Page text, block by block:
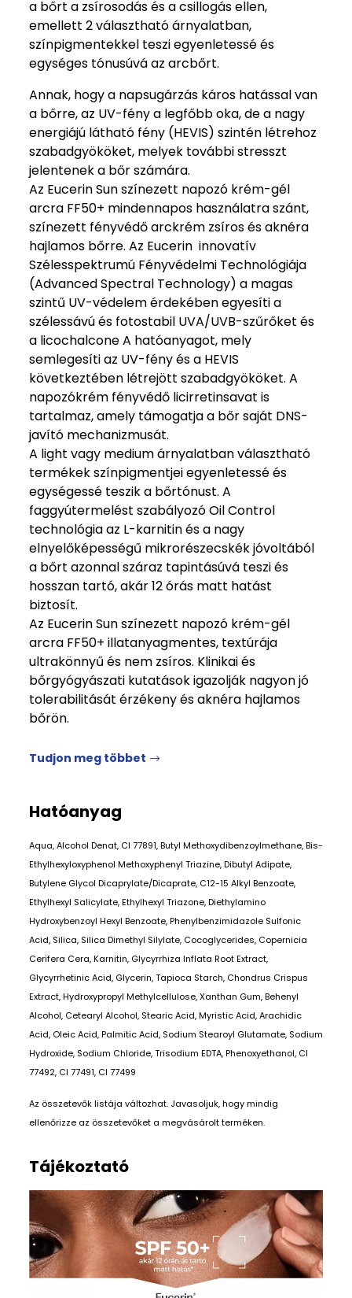
a bőrt a zsírosodás és a csillogás ellen,
emellett 2 választható árnyalatban,
színpigmentekkel teszi egyenletessé és
egységes tónusúvá az arcbőrt.
Annak, hogy a napsugárzás káros hatással van
a bőrre, az UV-fény a legfőbb oka, de a nagy
energiájú látható fény (HEVIS) szintén létrehoz
szabadgyököket, melyek további stresszt
jelentenek a bőr számára.
Az Eucerin Sun színezett napozó krém-gél
arcra FF50+ mindennapos használatra szánt,
színezett fényvédő arckrém zsíros és aknéra
hajlamos bőrre. Az Eucerin innovatív
Szélesspektrumú Fényvédelmi Technológiája
(Advanced Spectral Technology) a magas
szintű UV-védelem érdekében egyesíti a
szélessávú és fotostabil UVA/UVB-szűrőket és
a licochalcone A hatóanyagot, mely
semlegesíti az UV-fény és a HEVIS
következtében létrejött szabadgyököket. A
napozókrém fényvédő licirretinsavat is
tartalmaz, amely támogatja a bőr saját DNS-
javító mechanizmusát.
A light vagy medium árnyalatban választható
termékek színpigmentjei egyenletessé és
egységessé teszik a bőrtónust. A
faggyútermelést szabályozó Oil Control
technológia az L-karnitin és a nagy
elnyelőképességű mikrorészecskék jóvoltából
a bőrt azonnal száraz tapintásúvá teszi és
hosszan tartó, akár 12 órás matt hatást
biztosít.
Az Eucerin Sun színezett napozó krém-gél
arcra FF50+ illatanyagmentes, textúrája
ultrakönnyű és nem zsíros. Klinikai és
bőrgyógyászati kutatások igazolják nagyon jó
tolerabilitását érzékeny és aknéra hajlamos
bőrön.
Tudjon meg többet
Hatóanyag
Aqua, Alcohol Denat, CI 77891, Butyl Methoxydibenzoylmethane, Bis-
Ethylhexyloxyphenol Methoxyphenyl Triazine, Dibutyl Adipate,
Butylene Glycol Dicaprylate/Dicaprate, C12-15 Alkyl Benzoate,
Ethylhexyl Salicylate, Ethylhexyl Triazone, Diethylamino
Hydroxybenzoyl Hexyl Benzoate, Phenylbenzimidazole Sulfonic
Acid, Silica, Silica Dimethyl Silylate, Cocoglycerides, Copernicia
Cerifera Cera, Karnitin, Glycyrrhiza Inflata Root Extract,
Glycyrrhetinic Acid, Glycerin, Tapioca Starch, Chondrus Crispus
Extract, Hydroxypropyl Methylcellulose, Xanthan Gum, Behenyl
Alcohol, Cetearyl Alcohol, Stearic Acid, Myristic Acid, Arachidic
Acid, Oleic Acid, Palmitic Acid, Sodium Stearoyl Glutamate, Sodium
Hydroxide, Sodium Chloride, Trisodium EDTA, Phenoxyethanol, CI
77492, CI 77491, CI 77499
Az összetevők listája változhat. Javasoljuk, hogy mindig
ellenőrizze az összetevőket a megvásárolt terméken.
Tájékoztató